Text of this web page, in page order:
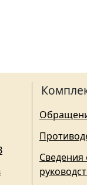
Сведения